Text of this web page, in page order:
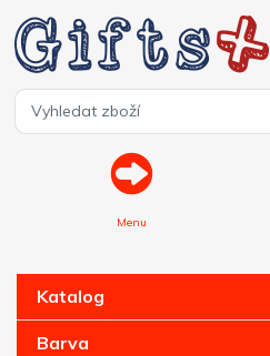
Menu
Katalog
Barva